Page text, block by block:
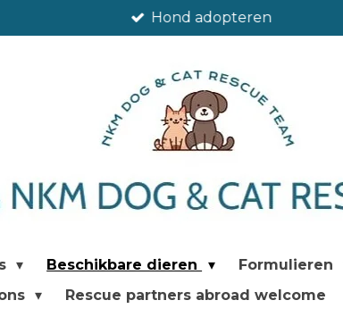
Hond adopteren
Beschikbare dieren Formulieren
Rescue partners abroad welcome